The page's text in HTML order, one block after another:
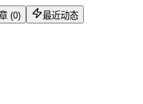
(0)
最近动态